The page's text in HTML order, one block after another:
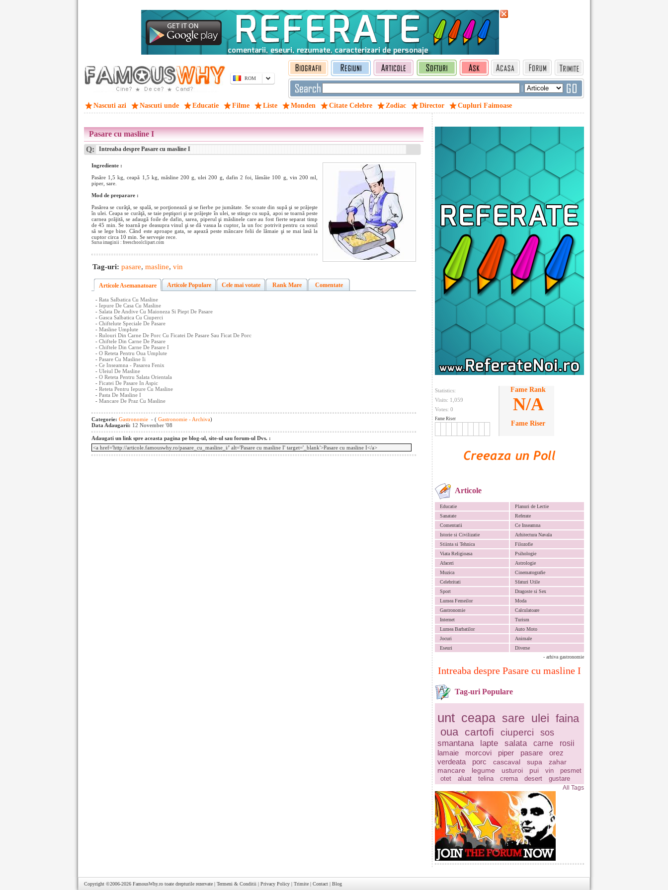
ROM
|
Nascuti azi Nascuti unde Educatie Filme Liste Monden Citate Celebre Zodiac Director Cupluri Faimoase
Statistics:
Visits: 1,059
Votes: 0
Fame Riser
Fame Rank
N/A
Fame Riser
Articole
Educatie
Planuri de Lectie
Sanatate
Referate
Comentarii
Ce Inseamna
Istorie si Civilizatie
Arhitectura Navala
Stiinta si Tehnica
Filozofie
Viata Religioasa
Psihologie
Afaceri
Astrologie
Muzica
Cinematografie
Celebritati
Sfaturi Utile
Sport
Dragoste si Sex
Lumea Femeilor
Moda
Gastronomie
Calculatoare
Internet
Turism
Lumea Barbatilor
Auto Moto
Jocuri
Animale
Eseuri
Diverse
- arhiva gastronomie
Intreaba despre Pasare cu masline I
Tag-uri Populare
unt ceapa sare ulei faina
oua
cartofi ciuperci sos
smantana lapte salata carne
rosii
lamaie
morcovi piper pasare
orez
verdeata
porc cascaval supa
zahar
mancare
legume usturoi pui vin
pesmet
otet
aluat telina crema desert gustare
All Tags
Pasare cu masline I
Q: Intreaba despre Pasare cu masline I
Ingrediente :
Pasăre 1,5 kg, ceapă 1,5 kg, măsline 200 g, ulei 200 g, dafin 2 foi, lămâie 100 g, vin 200 ml,
piper, sare.
Mod de preparare :
Pasărea se curăţă, se spală, se porţionează şi se fierbe pe jumătate. Se scoate din supă şi se prăjeşte
în ulei. Ceapa se curăţă, se taie peştişori şi se prăjeşte în ulei, se stinge cu supă, apoi se toarnă peste
carnea prăjită, se adaugă foile de dafin, sarea, piperul şi măslinele care au fost fierte separat timp
de 45 min. Se toarnă pe deasupra vinul şi se dă vasua la cuptor, la un foc potrivit pentru ca sosul
să se lege bine. Când este aproape gata, se aşează peste mâncare felii de lămaie şi se mai lasă la
cuptor circa 10 min. Se serveşie rece.
Sursa imaginii : freeschoolclipart.com
Tag-uri: pasare, masline, vin
Articole Asemanatoare Articole Populare Cele mai votate Rank Mare Comentate
- Rata Salbatica Cu Masline
- Iepure De Casa Cu Masline
- Salata De Andive Cu Maioneza Si Piept De Pasare
- Gasca Salbatica Cu Ciuperci
- Chiftelute Speciale De Pasare
- Masline Umplute
- Rulouri Din Carne De Porc Cu Ficatei De Pasare Sau Ficat De Porc
- Chiftele Din Carne De Pasare
- Chiftele Din Carne De Pasare I
- O Reteta Pentru Oua Umplute
- Pasare Cu Masline Ii
- Ce Inseamna - Pasarea Fenix
- Uleiul De Masline
- O Reteta Pentru Salata Orientala
- Ficatei De Pasare In Aspic
- Reteta Pentru Iepure Cu Masline
- Pasta De Masline I
- Mancare De Praz Cu Masline
Categorie: Gastronomie - ( Gastronomie - Archiva)
Data Adaugarii: 12 November '08
Adaugati un link spre aceasta pagina pe blog-ul, site-ul sau forum-ul Dvs. :
Copyright ©2006-2026 FamousWhy.ro toate drepturile rezervate | Termeni & Conditii | Privacy Policy | Trimite | Contact | Blog